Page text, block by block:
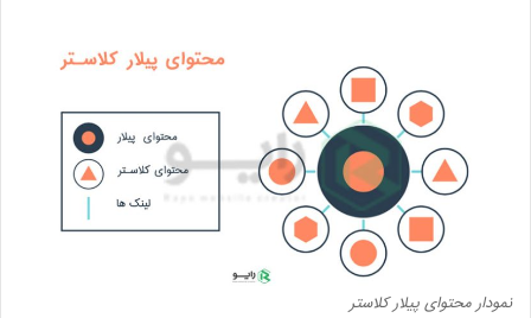
نمودار محتوای پیلار کلاستر